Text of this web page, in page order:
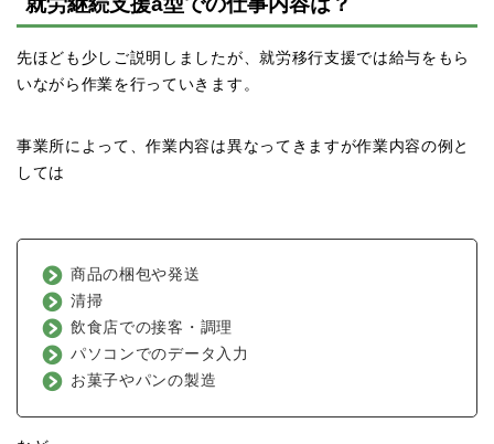
先ほども少しご説明しましたが、就労移行支援では給与をもら
いながら作業を行っていきます。
事業所によって、作業内容は異なってきますが作業内容の例と
しては
商品の梱包や発送
清掃
飲食店での接客・調理
パソコンでのデータ入力
お菓子やパンの製造